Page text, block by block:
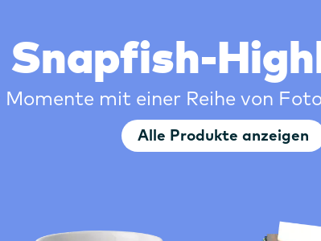
Snapfish-
mit einer Reihe von
Alle Produkte anzeigen